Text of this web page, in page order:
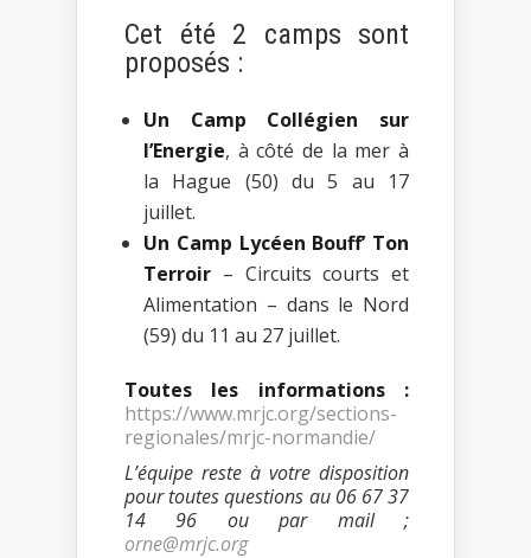
Cet été 2 camps sont
proposés :
Un Camp Collégien sur
l’Energie, à côté de la mer à
la Hague (50) du 5 au 17
juillet.
Un Camp Lycéen Bouff’ Ton
Terroir – Circuits courts et
Alimentation – dans le Nord
(59) du 11 au 27 juillet.
Toutes les informations :
https://www.mrjc.org/sections-
regionales/mrjc-normandie/
L’équipe reste à votre disposition
pour toutes questions au 06 67 37
14 96 ou par mail ;
orne@mrjc.org